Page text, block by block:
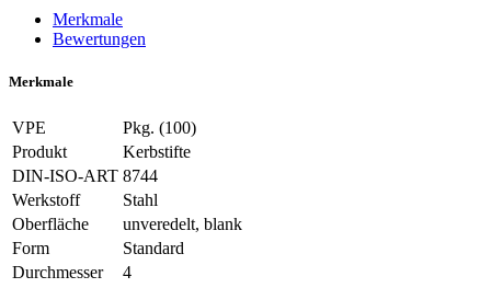
Merkmale
Bewertungen
Merkmale
VPE
Pkg. (100)
Produkt
Kerbstifte
DIN-ISO-ART 8744
Werkstoff
Stahl
Oberfläche
unveredelt, blank
Form
Standard
Durchmesser
4